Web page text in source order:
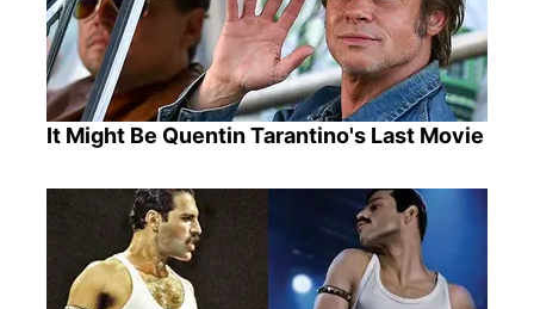
It Might Be Quentin Tarantino's Last Movie